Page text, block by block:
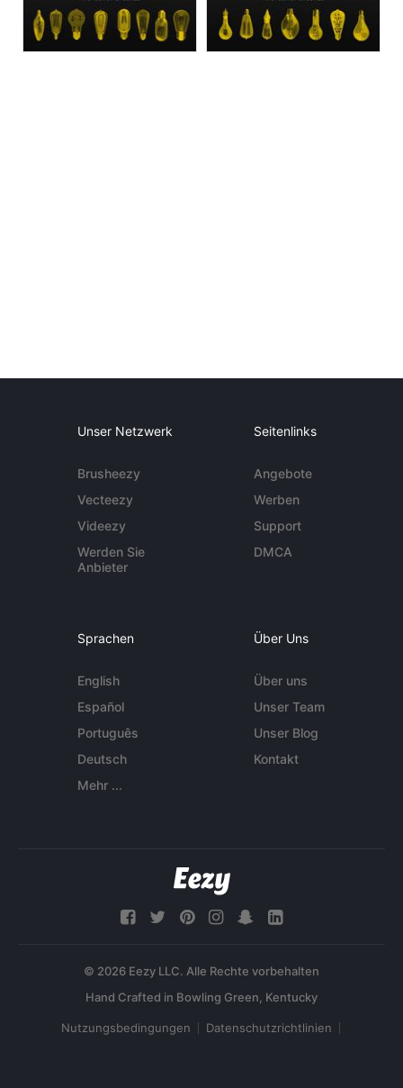
Unser Netzwerk
Brusheezy
Vecteezy
Videezy
Werden Sie
Anbieter
Seitenlinks
Angebote
Werben
Support
DMCA
Sprachen
English
Español
Português
Deutsch
Mehr ...
Über Uns
Über uns
Unser Team
Unser Blog
Kontakt
© 2026 Eezy LLC. Alle Rechte vorbehalten
Nutzungsbedingungen Datenschutzrichtlinien